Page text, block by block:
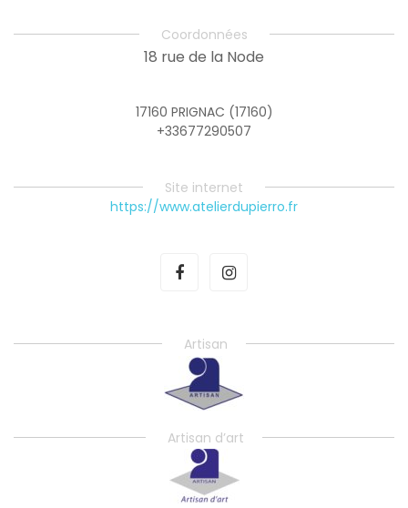
Coordonnées
18 rue de la Node
17160 PRIGNAC (17160)
+33677290507
Site internet
https://www.atelierdupierro.fr
Artisan
Artisan d’art